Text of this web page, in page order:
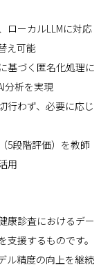
ローカルLLMに対応
え可能
基づく匿名化処理に
分析を実現
行わず、必要に応じ
5段階評価）を教師
用
康診査におけるデー
援するものです。
ル精度の向上を継続